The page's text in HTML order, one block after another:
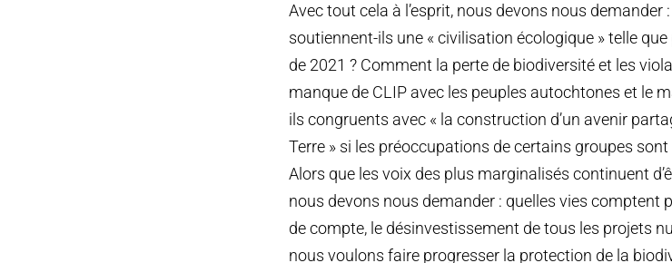
Avec tout cela à l’esprit, nous devons nous demander
soutiennent-ils une « civilisation écologique » telle
de 2021 ? Comment la perte de biodiversité et les
manque de CLIP avec les peuples autochtones et le
ils congruents avec « la construction d’un avenir
Terre » si les préoccupations de certains groupes
Alors que les voix des plus marginalisés continuent
nous devons nous demander : quelles vies comptent
de compte, le désinvestissement de tous les projets
nous voulons faire progresser la protection de la